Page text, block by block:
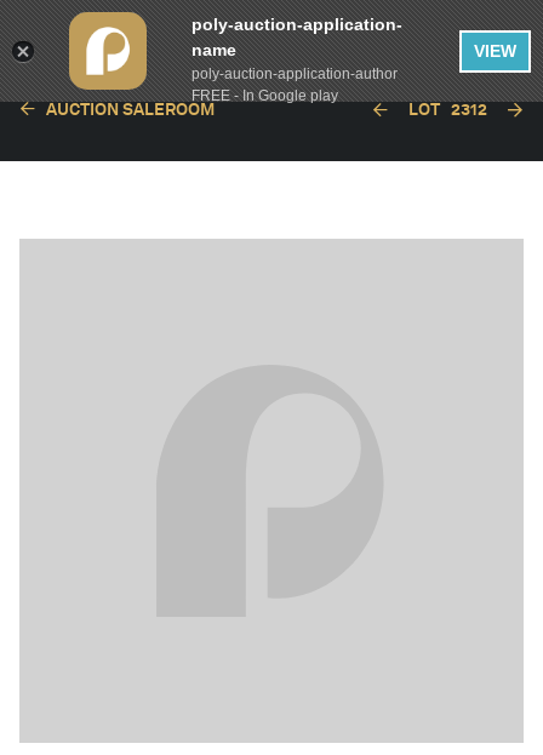
AUCTION SALEROOM LOT 2312
poly-auction-application-
name
poly-auction-application-author
FREE - In Google play
VIEW